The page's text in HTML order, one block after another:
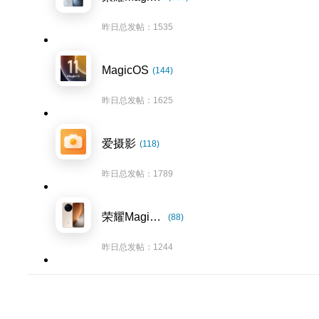
昨日总发帖：1535
MagicOS (144)
昨日总发帖：1625
爱摄影 (118)
昨日总发帖：1789
荣耀Magic8系列 (88)
昨日总发帖：1244